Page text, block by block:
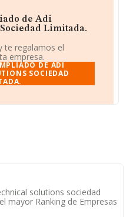
de Adi
Limitada.
te regalamos el
empresa.
DE ADI
SOCIEDAD
solutions sociedad
mayor Ranking de Empresas